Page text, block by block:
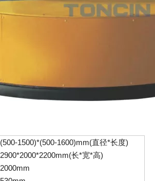
(500-1500)*(500-1600)mm(直径*长度)
2900*2000*2200mm(长*宽*高)
2000mm